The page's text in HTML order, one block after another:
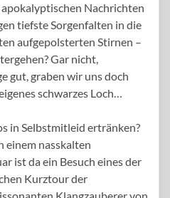
Nachrichten
tiefste Sorgenfalten in die
aufgepolsterten Stirnen –
Gar nicht,
gut, graben wir uns doch
schwarzes Loch…
in Selbstmitleid ertränken?
einem nasskalten
ist da ein Besuch eines der
Kurztour der